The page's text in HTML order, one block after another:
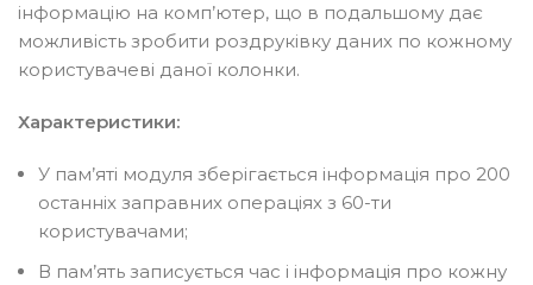
інформацію на комп’ютер, що в подальшому дає
можливість зробити роздруківку даних по кожному
користувачеві даної колонки.
Характеристики:
У пам’яті модуля зберігається інформація про 200
останніх заправних операціях з 60-ти
користувачами;
В пам’ять записується час і інформація про кожну